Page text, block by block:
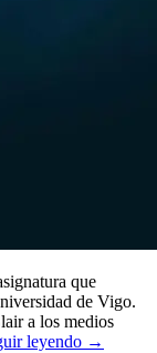
que
de Vigo.
a los medios
leyendo →